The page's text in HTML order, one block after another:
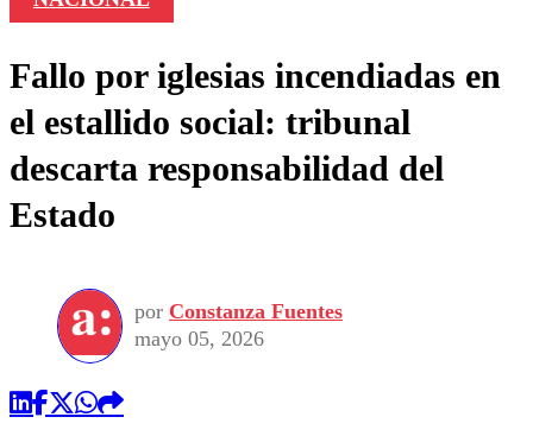
Fallo por iglesias incendiadas en
el estallido social: tribunal
descarta responsabilidad del
Estado
por Constanza Fuentes
mayo 05, 2026